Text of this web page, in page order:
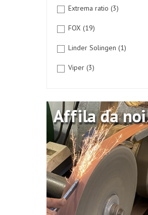
Extrema ratio (3)
FOX (19)
Linder Solingen (1)
Viper (3)